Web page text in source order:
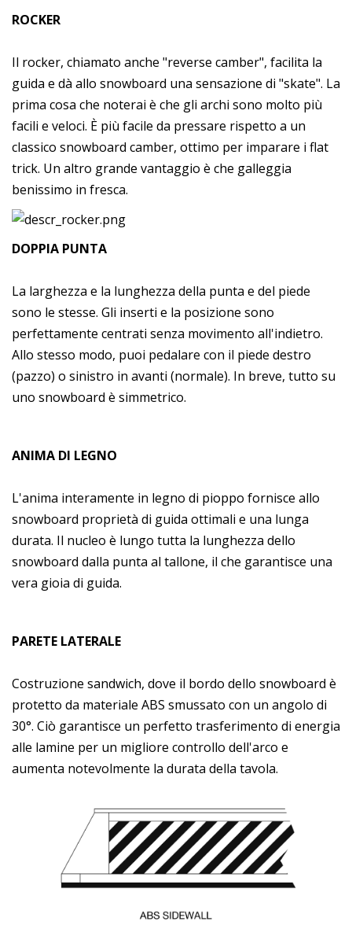
ROCKER
Il rocker, chiamato anche "reverse camber", facilita la
guida e dà allo snowboard una sensazione di "skate". La
prima cosa che noterai è che gli archi sono molto più
facili e veloci. È più facile da pressare rispetto a un
classico snowboard camber, ottimo per imparare i flat
trick. Un altro grande vantaggio è che galleggia
benissimo in fresca.
DOPPIA PUNTA
La larghezza e la lunghezza della punta e del piede
sono le stesse. Gli inserti e la posizione sono
perfettamente centrati senza movimento all'indietro.
Allo stesso modo, puoi pedalare con il piede destro
(pazzo) o sinistro in avanti (normale). In breve, tutto su
uno snowboard è simmetrico.
ANIMA DI LEGNO
L'anima interamente in legno di pioppo fornisce allo
snowboard proprietà di guida ottimali e una lunga
durata. Il nucleo è lungo tutta la lunghezza dello
snowboard dalla punta al tallone, il che garantisce una
vera gioia di guida.
PARETE LATERALE
Costruzione sandwich, dove il bordo dello snowboard è
protetto da materiale ABS smussato con un angolo di
30°. Ciò garantisce un perfetto trasferimento di energia
alle lamine per un migliore controllo dell'arco e
aumenta notevolmente la durata della tavola.